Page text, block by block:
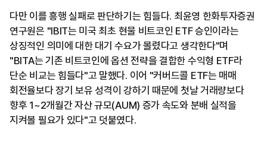
다만 이를 흥행 실패로 판단하기는 힘들다. 최윤영 한화투자증권
연구원은 "IBIT는 미국 최초 현물 비트코인 ETF 승인이라는
상징적인 의미에 대한 대기 수요가 몰렸다고 생각한다"며
"BITA는 기존 비트코인에 옵션 전략을 결합한 수익형 ETF라
단순 비교는 힘들다"고 말했다. 이어 "커버드콜 ETF는 매매
회전율보다 장기 보유 성격이 강하기 때문에 첫날 거래량보다
향후 1~2개월간 자산 규모(AUM) 증가 속도와 분배 실적을
지켜볼 필요가 있다"고 덧붙였다.